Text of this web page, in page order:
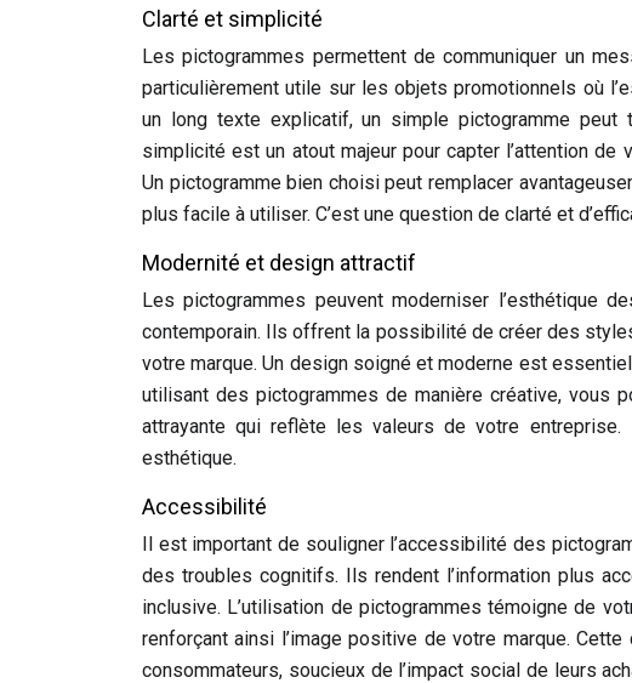
Clarté et simplicité
Les pictogrammes permettent de communiquer un
particulièrement utile sur les objets promotionnels où
un long texte explicatif, un simple pictogramme peut
simplicité est un atout majeur pour capter l’attention
Un pictogramme bien choisi peut remplacer
plus facile à utiliser. C’est une question de clarté et
Modernité et design attractif
Les pictogrammes peuvent moderniser l’esthétique
contemporain. Ils offrent la possibilité de créer des
votre marque. Un design soigné et moderne est
utilisant des pictogrammes de manière créative, vous
attrayante qui reflète les valeurs de votre
esthétique.
Accessibilité
Il est important de souligner l’accessibilité des
des troubles cognitifs. Ils rendent l’information plus
inclusive. L’utilisation de pictogrammes témoigne de
renforçant ainsi l’image positive de votre marque.
consommateurs, soucieux de l’impact social de leurs